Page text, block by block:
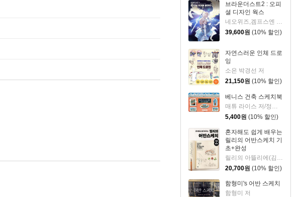
브라운더스트2 : 오피
셜 디자인 웍스
네오위즈,겜프스엔 편저
39,600원 (10% 할인)
자연스러운 인체 드로
잉
소은 박경선 저
21,150원 (10% 할인)
베니스 건축 스케치북
5,400원 (10% 할인)
혼자해도 쉽게 배우는
릴리의 어반스케치 기
초+완성
20,700원 (10% 할인)
함형미's 어반 스케치
함형미 저